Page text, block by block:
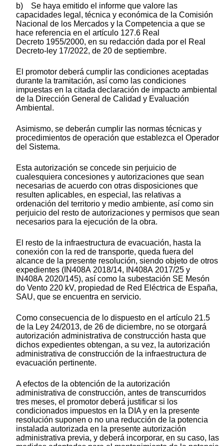
b) Se haya emitido el informe que valore las
capacidades legal, técnica y económica de la Comisión
Nacional de los Mercados y la Competencia a que se
hace referencia en el artículo 127.6 Real
Decreto 1955/2000, en su redacción dada por el Real
Decreto-ley 17/2022, de 20 de septiembre.
El promotor deberá cumplir las condiciones aceptadas
durante la tramitación, así como las condiciones
impuestas en la citada declaración de impacto ambiental
de la Dirección General de Calidad y Evaluación
Ambiental.
Asimismo, se deberán cumplir las normas técnicas y
procedimientos de operación que establezca el Operador
del Sistema.
Esta autorización se concede sin perjuicio de
cualesquiera concesiones y autorizaciones que sean
necesarias de acuerdo con otras disposiciones que
resulten aplicables, en especial, las relativas a
ordenación del territorio y medio ambiente, así como sin
perjuicio del resto de autorizaciones y permisos que sean
necesarios para la ejecución de la obra.
El resto de la infraestructura de evacuación, hasta la
conexión con la red de transporte, queda fuera del
alcance de la presente resolución, siendo objeto de otros
expedientes (IN408A 2018/14, IN408A 2017/25 y
IN408A 2020/145), así como la subestación SE Mesón
do Vento 220 kV, propiedad de Red Eléctrica de España,
SAU, que se encuentra en servicio.
Como consecuencia de lo dispuesto en el artículo 21.5
de la Ley 24/2013, de 26 de diciembre, no se otorgará
autorización administrativa de construcción hasta que
dichos expedientes obtengan, a su vez, la autorización
administrativa de construcción de la infraestructura de
evacuación pertinente.
A efectos de la obtención de la autorización
administrativa de construcción, antes de transcurridos
tres meses, el promotor deberá justificar si los
condicionados impuestos en la DIA y en la presente
resolución suponen o no una reducción de la potencia
instalada autorizada en la presente autorización
administrativa previa, y deberá incorporar, en su caso, las